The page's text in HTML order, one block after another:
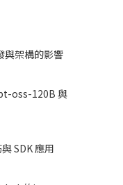
與架構的影響
oss-120B 與
SDK 應用